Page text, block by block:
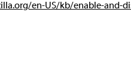
en-US/kb/enable-and-